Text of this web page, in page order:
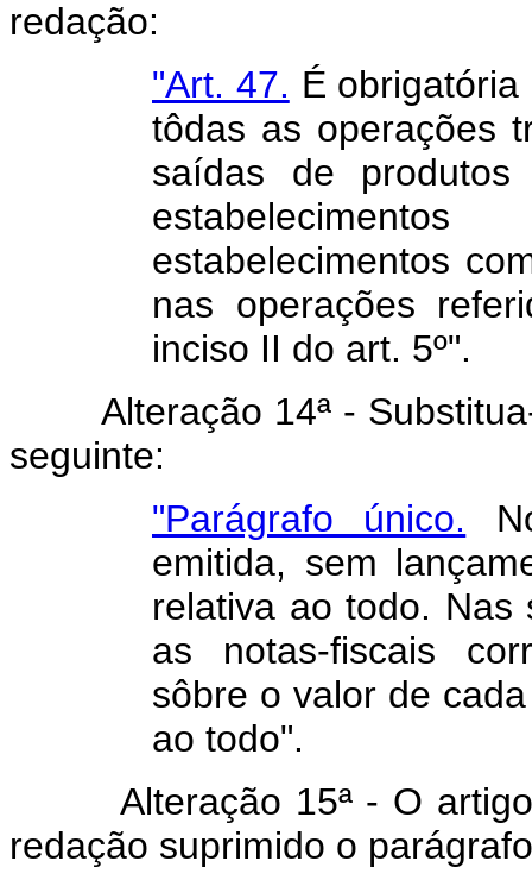
redação:
"Art. 47. É
tôdas as operações
saídas de
estabelecimentos
nas operações
inciso II do art. 5º".
Alteração 14ª - Substitua-
seguinte:
"Parágrafo único.
emitida, sem
relativa ao todo. Nas
as notas-fiscais
sôbre o valor de
ao todo".
Alteração 15ª - O artigo
redação suprimido o